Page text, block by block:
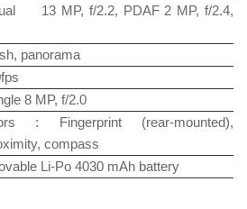
13 MP, f/2.2, PDAF 2 MP, f/2.4,
panorama
8 MP, f/2.0
: Fingerprint (rear-mounted),
compass
Li-Po 4030 mAh battery